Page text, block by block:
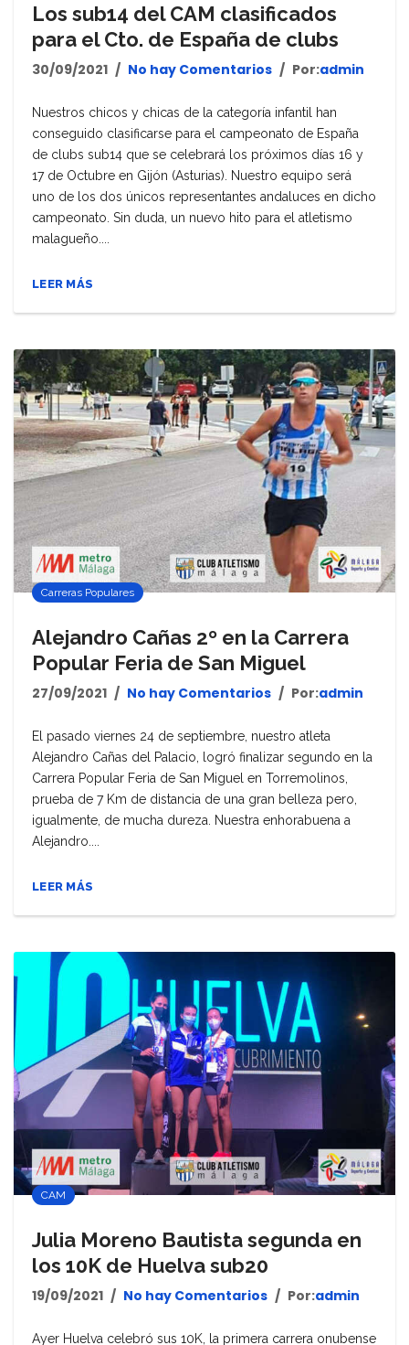
Los sub14 del CAM clasificados
para el Cto. de España de clubs
30/09/2021 No hay Comentarios Por:admin
Nuestros chicos y chicas de la categoría infantil han
conseguido clasificarse para el campeonato de España
de clubs sub14 que se celebrará los próximos días 16 y
17 de Octubre en Gijón (Asturias). Nuestro equipo será
uno de los dos únicos representantes andaluces en dicho
campeonato. Sin duda, un nuevo hito para el atletismo
malagueño....
LEER MÁS
Carreras Populares
Alejandro Cañas 2º en la Carrera
Popular Feria de San Miguel
27/09/2021 No hay Comentarios Por:admin
El pasado viernes 24 de septiembre, nuestro atleta
Alejandro Cañas del Palacio, logró finalizar segundo en la
Carrera Popular Feria de San Miguel en Torremolinos,
prueba de 7 Km de distancia de una gran belleza pero,
igualmente, de mucha dureza. Nuestra enhorabuena a
Alejandro....
LEER MÁS
CAM
Julia Moreno Bautista segunda en
los 10K de Huelva sub20
19/09/2021 No hay Comentarios Por:admin
Ayer Huelva celebró sus 10K, la primera carrera onubense